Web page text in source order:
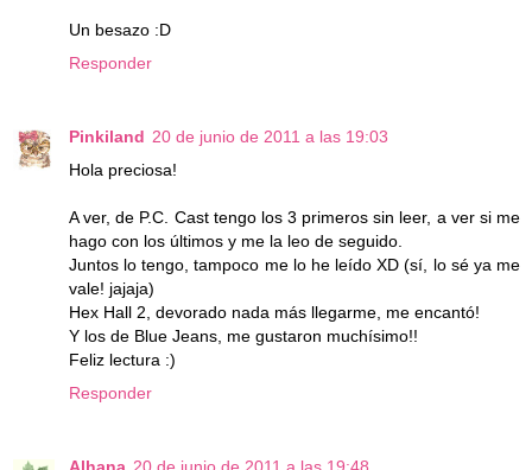
Un besazo :D
Responder
Pinkiland 20 de junio de 2011 a las 19:03
Hola preciosa!
A ver, de P.C. Cast tengo los 3 primeros sin leer, a ver si me
hago con los últimos y me la leo de seguido.
Juntos lo tengo, tampoco me lo he leído XD (sí, lo sé ya me
vale! jajaja)
Hex Hall 2, devorado nada más llegarme, me encantó!
Y los de Blue Jeans, me gustaron muchísimo!!
Feliz lectura :)
Responder